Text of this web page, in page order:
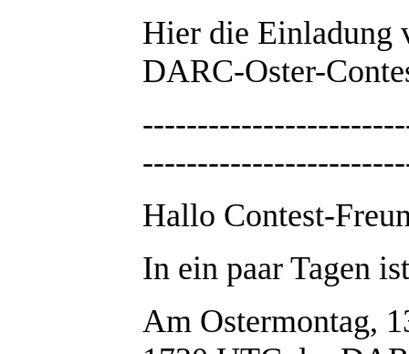
Hier die Einladung
DARC-Oster-
Hallo Contest-
In ein paar Tagen
Am Ostermontag,